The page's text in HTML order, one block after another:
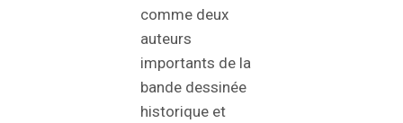
comme deux
auteurs
importants de la
bande dessinée
historique et